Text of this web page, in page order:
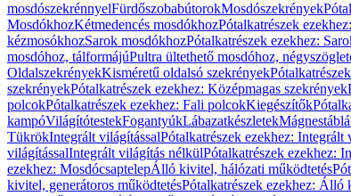
mosdószekrénnyelFürdőszobabútorokMosdószekrények
MosdókhozKétmedencés mosdókhozPótalkatrészek
kézmosókhozSarok mosdókhozPótalkatrészek ezekhez:
mosdóhoz, tálformájúPultra ültethető mosdóhoz,
OldalszekrényekKisméretű oldalsó szekrények
szekrényekPótalkatrészek ezekhez: Középmagas szekrények
polcokPótalkatrészek ezekhez: Fali polcokKiegészítők
kampóVilágítótestekFogantyúkLábazatkészletek
TükrökIntegrált világítássalPótalkatrészek ezekhez: Integrált
világítássalIntegrált világítás nélkülPótalkatrészek ezekhez:
ezekhez: MosdócsaptelepÁlló kivitel, hálózati működtetés
kivitel, generátoros működtetésPótalkatrészek ezekhez: Álló